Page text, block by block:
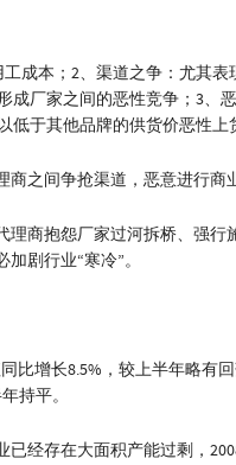
成本；2、渠道之争：尤其表
成厂家之间的恶性竞争；3、
于其他品牌的供货价恶性上
之间争抢渠道，恶意进行商
商抱怨厂家过河拆桥、强行
剧行业“寒冷”。
比增长8.5%，较上半年略有
持平。
经存在大面积产能过剩，